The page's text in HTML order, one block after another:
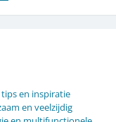
en inspiratie
en veelzijdig